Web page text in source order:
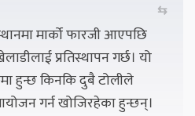
⇆
मार्को फारजी आएपछि
प्रतिस्थापन गर्छ। यो
हुन्छ किनकि दुबै टोलीले
गर्न खोजिरहेका हुन्छन्।